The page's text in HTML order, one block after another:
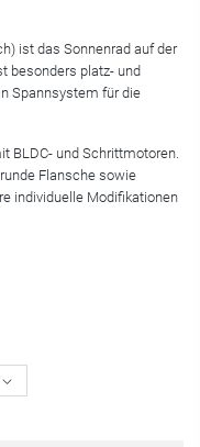
ist das Sonnenrad auf der
besonders platz- und
Spannsystem für die
BLDC- und Schrittmotoren.
Flansche sowie
individuelle Modifikationen